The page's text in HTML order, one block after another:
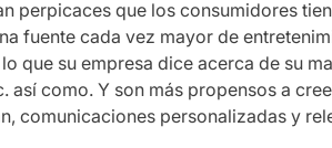
perpicaces que los consumidores
fuente cada vez mayor de
que su empresa dice acerca de su
así como. Y son más propensos a
comunicaciones personalizadas y